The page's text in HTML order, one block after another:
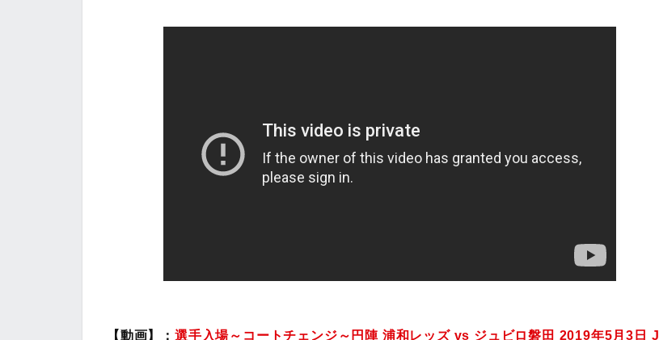
【動画】： 選手入場～コートチェンジ～円陣 浦和レッズ vs ジュビロ磐田 2019年5月3日 J